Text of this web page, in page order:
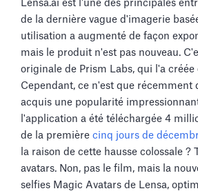
Lensa.ai est l'une des principales
de la dernière vague d'imagerie
utilisation a augmenté de façon
mais le produit n'est pas nouveau.
originale de Prism Labs, qui l'a créée
Cependant, ce n'est que récemment
acquis une popularité
l'application a été téléchargée 4
de la première cinq jours de
la raison de cette hausse colossale ?
avatars. Non, pas le film, mais la
selfies Magic Avatars de Lensa,